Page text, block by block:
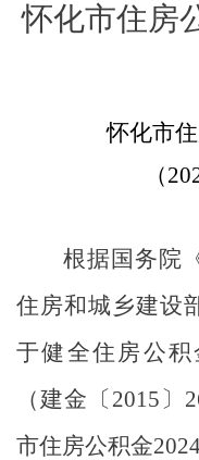
怀化市住房
怀化市
（
根据国务院
住房和城乡建设
于健全住房公积
（建金〔 2015 〕
市住房公积金202